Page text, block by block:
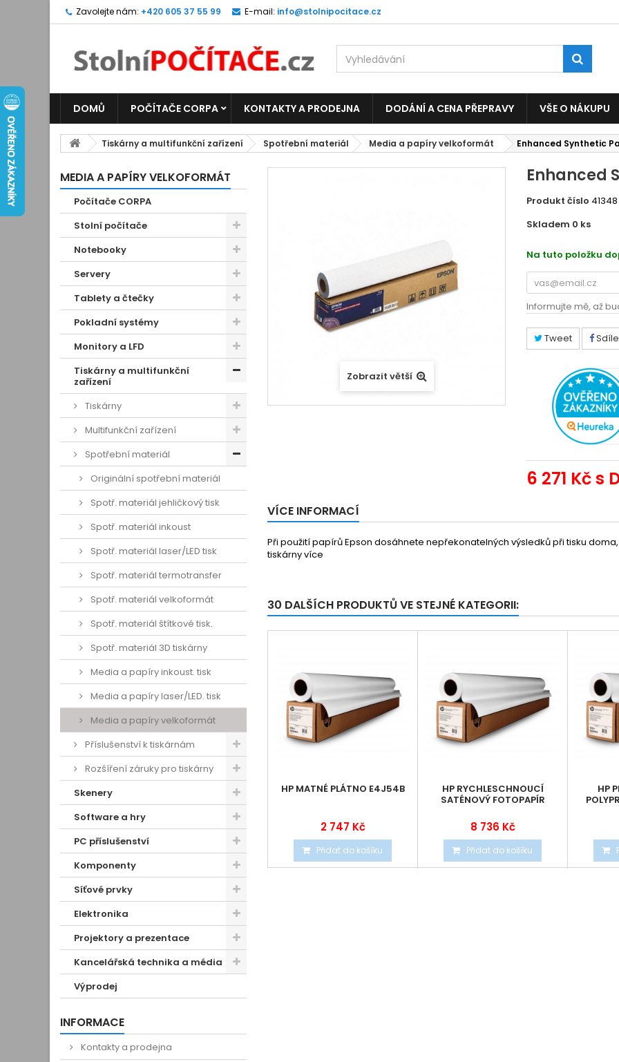
Zavolejte nám: +420 605 37 55 99 E-mail: info@stolnipocitace.cz
DOMŮ POČÍTAČE CORPA KONTAKTY A PRODEJNA DODÁNÍ A CENA PŘEPRAVY VŠE O NÁKUPU
Tiskárny a multifunkční zařízení Spotřební materiál Media a papíry velkoformát Enhanced Synthetic
MEDIA A PAPÍRY VELKOFORMÁT
Počítače CORPA
Stolní počítače
Notebooky
Servery
Tablety a čtečky
Pokladní systémy
Monitory a LFD
Tiskárny a multifunkční
zařízení
Tiskárny
Multifunkční zařízení
Spotřební materiál
Originální spotřební materiál
Spotř. materiál jehličkový tisk
Spotř. materiál inkoust
Spotř. materiál laser/LED tisk
Spotř. materiál termotransfer
Spotř. materiál velkoformát
Spotř. materiál štítkové tisk.
Spotř. materiál 3D tiskárny
Media a papíry inkoust. tisk
Media a papíry laser/LED. tisk
Media a papíry velkoformát
Příslušenství k tiskárnám
Rozšíření záruky pro tiskárny
Skenery
Software a hry
PC příslušenství
Komponenty
Síťové prvky
Elektronika
Projektory a prezentace
Kancelářská technika a média
Výprodej
INFORMACE
Kontakty a prodejna
Zobrazit větší
Enhanced
Produkt číslo 41348
Skladem 0 ks
Na tuto položku
Informujte mě, až
Tweet
6 271 Kčs
VÍCE INFORMACÍ
Při použití papírů Epson dosáhnete nepřekonatelných výsledků při tisku
tiskárny více
30 DALŠÍCH PRODUKTŮ VE STEJNÉ KATEGORII:
HP MATNÉ PLÁTNO E4J54B
2 747 Kč
Přidat do košíku
HP RYCHLESCHNOUCÍ
SATÉNOVÝ FOTOPAPÍR
8 736 Kč
Přidat do košíku
HP